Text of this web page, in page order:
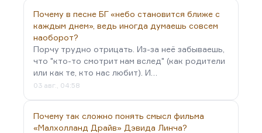
Почему в песне БГ «небо становится ближе с
каждым днем», ведь иногда думаешь совсем
наоборот?
Порчу трудно отрицать. Из-за неё забываешь,
что "кто-то смотрит нам вслед" (как родители
или как те, кто нас любит). И…
03 авг., 04:58
Почему так сложно понять смысл фильма
«Малхолланд Драйв» Дэвида Линча?